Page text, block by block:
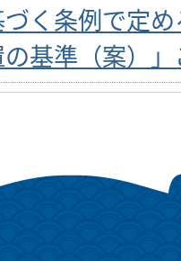
づく条例で定
基準（案）